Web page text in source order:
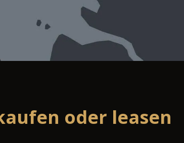
oder leasen